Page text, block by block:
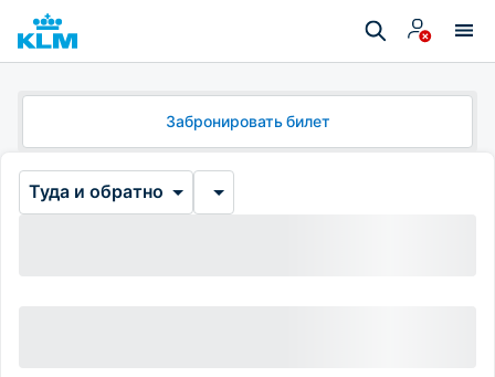
Забронировать билет
Туда и обратно